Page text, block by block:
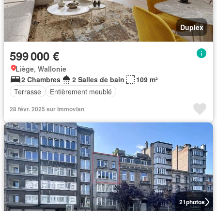
Duplex
599 000 €
Liège, Wallonie
2 Chambres
2 Salles de bain
109 m²
Terrasse
Entièrement meublé
28 févr. 2025 sur Immovlan
21photos